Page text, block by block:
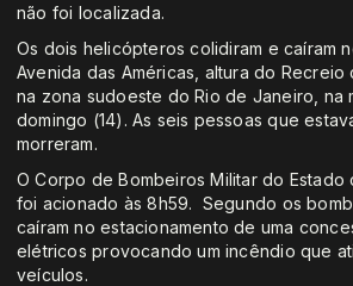
não foi localizada.
Os dois helicópteros colidiram e caíram
Avenida das Américas, altura do Recreio
na zona sudoeste do Rio de Janeiro, na
domingo (14). As seis pessoas que
morreram.
O Corpo de Bombeiros Militar do Estado
foi acionado às 8h59. Segundo os
caíram no estacionamento de uma
elétricos provocando um incêndio que
veículos.